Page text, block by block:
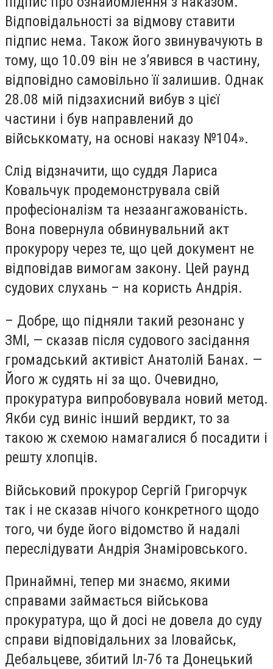
Відповідальності за відмову ставити
підпис нема. Також його звинувачують в
тому, що 10.09 він не з’явився в частину,
відповідно самовільно її залишив. Однак
28.08 мій підзахисний вибув з цієї
частини і був направлений до
військкомату, на основі наказу №104».
Слід відзначити, що суддя Лариса
Ковальчук продемонструвала свій
професіоналізм та незаангажованість.
Вона повернула обвинувальний акт
прокурору через те, що цей документ не
відповідав вимогам закону. Цей раунд
судових слухань – на користь Андрія.
– Добре, що підняли такий резонанс у
ЗМІ, — сказав після судового засідання
громадський активіст Анатолій Банах. —
Його ж судять ні за що. Очевидно,
прокуратура випробовувала новий метод.
Якби суд виніс інший вердикт, то за
такою ж схемою намагалися б посадити і
решту хлопців.
Військовий прокурор Сергій Григорчук
так і не сказав нічого конкретного щодо
того, чи буде його відомство й надалі
переслідувати Андрія Знаміровського.
Принаймні, тепер ми знаємо, якими
справами займається військова
прокуратура, що й досі не довела до суду
справи відповідальних за Іловайськ,
Дебальцеве, збитий Іл-76 та Донецький